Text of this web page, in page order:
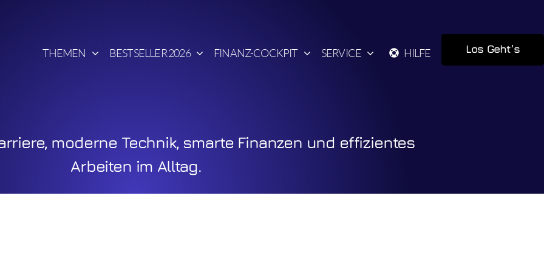
THEMEN BESTSELLER 2026 FINANZ-COCKPIT SERVICE HILFE Los Geht’s
moderne Technik, smarte Finanzen und effizientes
Arbeiten im Alltag.